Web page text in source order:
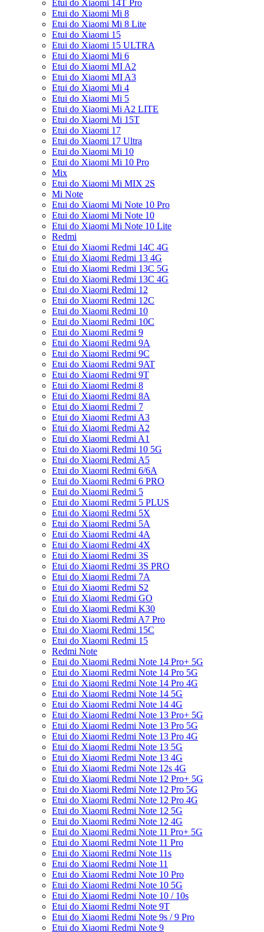
Etui do Xiaomi 14T Pro
Etui do Xiaomi Mi 8
Etui do Xiaomi Mi 8 Lite
Etui do Xiaomi 15
Etui do Xiaomi 15 ULTRA
Etui do Xiaomi Mi 6
Etui do Xiaomi MI A2
Etui do Xiaomi MI A3
Etui do Xiaomi Mi 4
Etui do Xiaomi Mi 5
Etui do Xiaomi Mi A2 LITE
Etui do Xiaomi Mi 15T
Etui do Xiaomi 17
Etui do Xiaomi 17 Ultra
Etui do Xiaomi Mi 10
Etui do Xiaomi Mi 10 Pro
Mix
Etui do Xiaomi Mi MIX 2S
Mi Note
Etui do Xiaomi Mi Note 10 Pro
Etui do Xiaomi Mi Note 10
Etui do Xiaomi Mi Note 10 Lite
Redmi
Etui do Xiaomi Redmi 14C 4G
Etui do Xiaomi Redmi 13 4G
Etui do Xiaomi Redmi 13C 5G
Etui do Xiaomi Redmi 13C 4G
Etui do Xiaomi Redmi 12
Etui do Xiaomi Redmi 12C
Etui do Xiaomi Redmi 10
Etui do Xiaomi Redmi 10C
Etui do Xiaomi Redmi 9
Etui do Xiaomi Redmi 9A
Etui do Xiaomi Redmi 9C
Etui do Xiaomi Redmi 9AT
Etui do Xiaomi Redmi 9T
Etui do Xiaomi Redmi 8
Etui do Xiaomi Redmi 8A
Etui do Xiaomi Redmi 7
Etui do Xiaomi Redmi A3
Etui do Xiaomi Redmi A2
Etui do Xiaomi Redmi A1
Etui do Xiaomi Redmi 10 5G
Etui do Xiaomi Redmi A5
Etui do Xiaomi Redmi 6/6A
Etui do Xiaomi Redmi 6 PRO
Etui do Xiaomi Redmi 5
Etui do Xiaomi Redmi 5 PLUS
Etui do Xiaomi Redmi 5X
Etui do Xiaomi Redmi 5A
Etui do Xiaomi Redmi 4A
Etui do Xiaomi Redmi 4X
Etui do Xiaomi Redmi 3S
Etui do Xiaomi Redmi 3S PRO
Etui do Xiaomi Redmi 7A
Etui do Xiaomi Redmi S2
Etui do Xiaomi Redmi GO
Etui do Xiaomi Redmi K30
Etui do Xiaomi Redmi A7 Pro
Etui do Xiaomi Redmi 15C
Etui do Xiaomi Redmi 15
Redmi Note
Etui do Xiaomi Redmi Note 14 Pro+ 5G
Etui do Xiaomi Redmi Note 14 Pro 5G
Etui do Xiaomi Redmi Note 14 Pro 4G
Etui do Xiaomi Redmi Note 14 5G
Etui do Xiaomi Redmi Note 14 4G
Etui do Xiaomi Redmi Note 13 Pro+ 5G
Etui do Xiaomi Redmi Note 13 Pro 5G
Etui do Xiaomi Redmi Note 13 Pro 4G
Etui do Xiaomi Redmi Note 13 5G
Etui do Xiaomi Redmi Note 13 4G
Etui do Xiaomi Redmi Note 12s 4G
Etui do Xiaomi Redmi Note 12 Pro+ 5G
Etui do Xiaomi Redmi Note 12 Pro 5G
Etui do Xiaomi Redmi Note 12 Pro 4G
Etui do Xiaomi Redmi Note 12 5G
Etui do Xiaomi Redmi Note 12 4G
Etui do Xiaomi Redmi Note 11 Pro+ 5G
Etui do Xiaomi Redmi Note 11 Pro
Etui do Xiaomi Redmi Note 11s
Etui do Xiaomi Redmi Note 11
Etui do Xiaomi Redmi Note 10 Pro
Etui do Xiaomi Redmi Note 10 5G
Etui do Xiaomi Redmi Note 10 / 10s
Etui do Xiaomi Redmi Note 9T
Etui do Xiaomi Redmi Note 9s / 9 Pro
Etui do Xiaomi Redmi Note 9